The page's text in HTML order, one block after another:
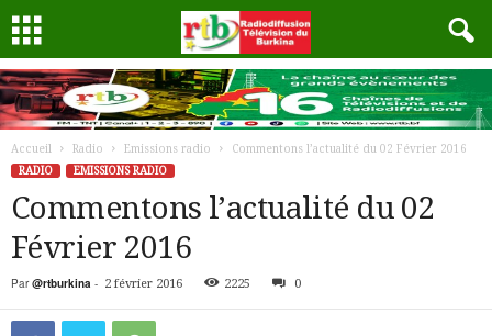
Accueil Radio Emissions radio
Commentons l’actualité du 02 Février 2016
RADIO
EMISSIONS RADIO
Commentons l’actualité du 02
Février 2016
Par @rtburkina - 2 février 2016 2225 0